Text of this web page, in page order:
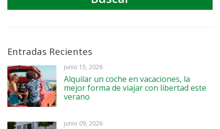
Entradas Recientes
junio 15, 2026
Alquilar un coche en vacaciones, la
mejor forma de viajar con libertad este
verano
junio 09, 2026